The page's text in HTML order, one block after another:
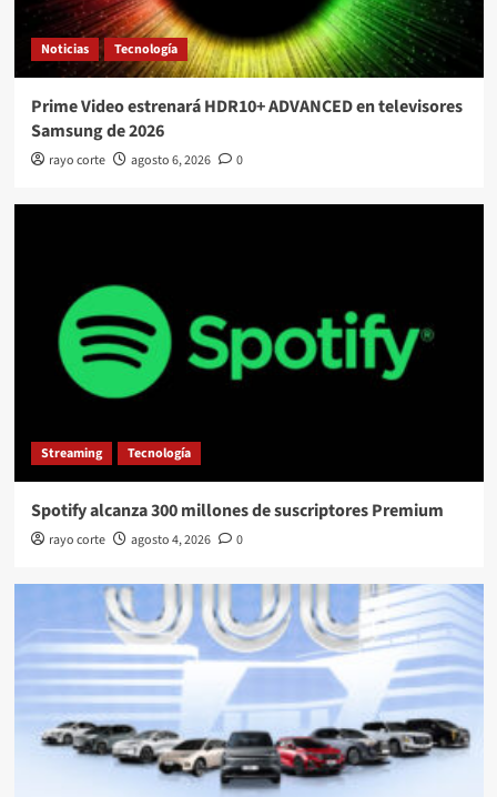
Noticias Tecnología
Prime Video estrenará HDR10+ ADVANCED en televisores
Samsung de 2026
rayo corte agosto 6, 2026 0
Streaming Tecnología
Spotify alcanza 300 millones de suscriptores Premium
rayo corte agosto 4, 2026 0